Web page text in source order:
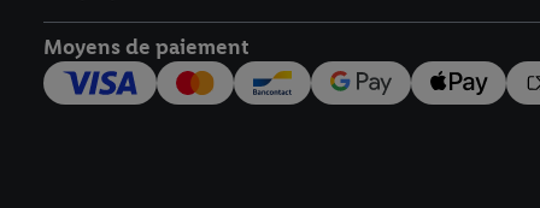
Moyens de paiement